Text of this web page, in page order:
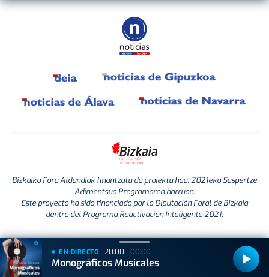
Bizkaiko Foru Aldundiak finantzatu du proiektu hau, 2021eko Suspertze
Adimentsua Programaren barruan.
Este proyecto ha sido financiado por la Diputación Foral de Bizkaia
dentro del Programa Reactivación Inteligente 2021.
EN DIRECTO 20:00 - 00:00
Monográficos Musicales